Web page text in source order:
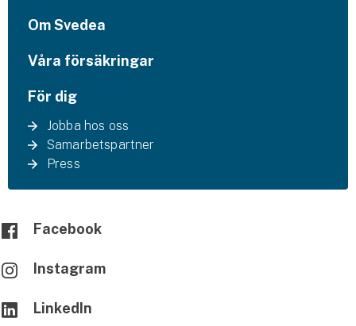
Om Svedea
Våra försäkringar
För dig
Jobba hos oss
Samarbetspartner
Press
Facebook
Instagram
LinkedIn